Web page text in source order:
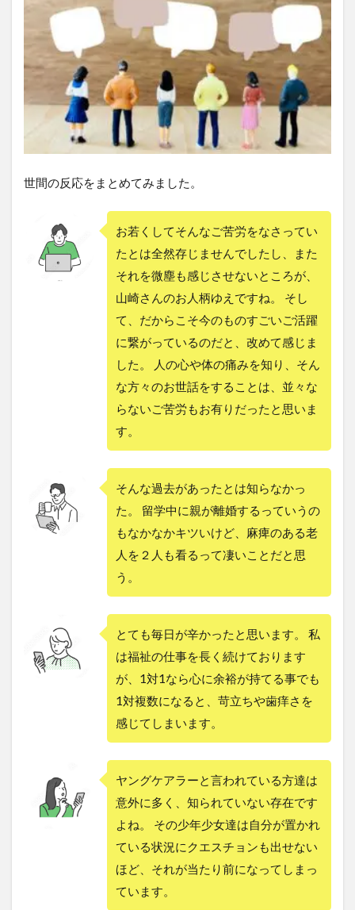
世間の反応をまとめてみました。
お若くしてそんなご苦労をなさってい
たとは全然存じませんでしたし、また
それを微塵も感じさせないところが、
山崎さんのお人柄ゆえですね。 そし
て、だからこそ今のものすごいご活躍
に繋がっているのだと、改めて感じま
した。 人の心や体の痛みを知り、そん
な方々のお世話をすることは、並々な
らないご苦労もお有りだったと思いま
す。
そんな過去があったとは知らなかっ
た。 留学中に親が離婚するっていうの
もなかなかキツいけど、麻痺のある老
人を２人も看るって凄いことだと思
う。
とても毎日が辛かったと思います。 私
は福祉の仕事を長く続けております
が、1対1なら心に余裕が持てる事でも
1対複数になると、苛立ちや歯痒さを
感じてしまいます。
ヤングケアラーと言われている方達は
意外に多く、知られていない存在です
よね。 その少年少女達は自分が置かれ
ている状況にクエスチョンも出せない
ほど、それが当たり前になってしまっ
ています。